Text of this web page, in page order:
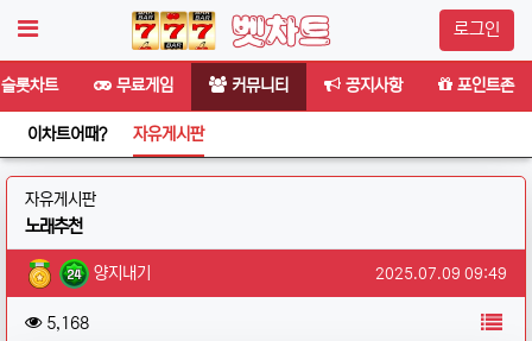
로그인
롯차트 무료게임 커뮤니티 공지사항 포인트존
이차트어때? 자유게시판
자유게시판분류
노래추천
작성자 정보양지내기 작성일
2025.07.09 09:49
컨텐츠 정보
5,168조회 목록